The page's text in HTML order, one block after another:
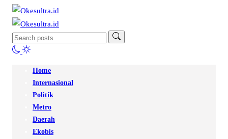
Home
Internasional
Politik
Metro
Daerah
Ekobis